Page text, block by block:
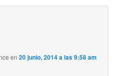
en20 junio, 2014 a las 9:58 am